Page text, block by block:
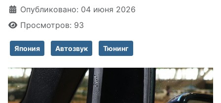
Информация о материале
Опубликовано: 04 июня 2026
Просмотров: 93
Япония Автозвук Тюнинг